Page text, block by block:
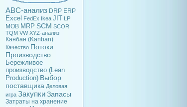
ABC-анализ DRP ERP
Excel FedEx Ikea JIT LP
MOB MRP SCM SCOR
TQM VW XYZ-анализ
Канбан (Kanban)
Качество Потоки
Производство
Бережливое
производство (Lean
Production) Выбор
поставщика Деловая
игра ЗакупкиЗапасы
Затраты на хранение